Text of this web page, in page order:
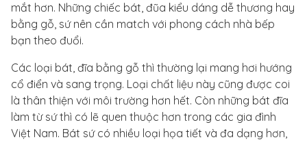
mắt hơn. Những chiếc bát, đũa kiểu dáng dễ thương hay
bằng gỗ, sứ nên cần match với phong cách nhà bếp
bạn theo đuổi.
Các loại bát, đĩa bằng gỗ thì thường lại mang hơi hướng
cổ điển và sang trọng. Loại chất liệu này cũng được coi
là thân thiện với môi trường hơn hết. Còn những bát đĩa
làm từ sứ thì có lẽ quen thuộc hơn trong các gia đình
Việt Nam. Bát sứ có nhiều loại họa tiết và đa dạng hơn,